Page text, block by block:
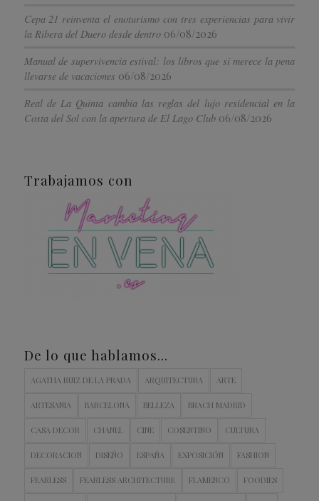
Cepa 21 reinventa el enoturismo con tres experiencias para vivir
la Ribera del Duero desde dentro 06/08/2026
Manual de supervivencia estival: los libros que sí merece la pena
llevarse de vacaciones 06/08/2026
Real de La Quinta cambia las reglas del lujo residencial en la
Costa del Sol con la apertura de El Lago Club 06/08/2026
Trabajamos con
De lo que hablamos…
AGATHA RUIZ DE LA PRADA ARQUITECTURA ARTE
ARTESANIA BARCELONA BELLEZA BRACH MADRID
CASA DECOR CHANEL CINE COSENTINO CULTURA
DECORACION DISEÑO ESPAÑA EXPOSICIÓN FASHION
FEARLESS FEARLESS ARCHITECTURE FLAMENCO FOODIES